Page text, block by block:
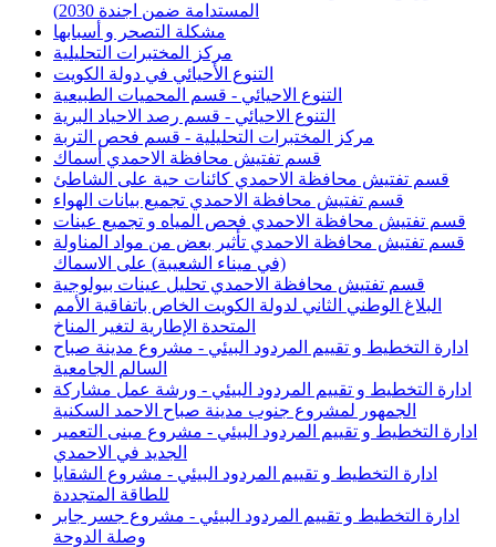
المستدامة ضمن اجندة 2030)
مشكلة التصحر و أسبابها
مركز المختبرات التحليلية
التنوع الأحيائي في دولة الكويت
التنوع الاحيائي - قسم المحميات الطبيعية
التنوع الاحيائي - قسم رصد الاحياد البرية
مركز المختبرات التحليلية - قسم فحص التربة
قسم تفتيش محافظة الاحمدي أسماك
قسم تفتيش محافظة الاحمدي كائنات حية على الشاطئ
قسم تفتيش محافظة الاحمدي تجميع بيانات الهواء
قسم تفتيش محافظة الاحمدي فحص المياه و تجميع عينات
قسم تفتيش محافظة الاحمدي تأثير بعض من مواد المناولة
(في ميناء الشعيبة) على الاسماك
قسم تفتيش محافظة الاحمدي تحليل عينات بيولوجية
البلاغ الوطني الثاني لدولة الكويت الخاص باتفاقية الأمم
المتحدة الإطارية لتغير المناخ
ادارة التخطيط و تقييم المردود البيئي - مشروع مدينة صباح
السالم الجامعية
ادارة التخطيط و تقييم المردود البيئي - ورشة عمل مشاركة
الجمهور لمشروع جنوب مدينة صباح الاحمد السكنية
ادارة التخطيط و تقييم المردود البيئي - مشروع مبنى التعمير
الجديد في الاحمدي
ادارة التخطيط و تقييم المردود البيئي - مشروع الشقايا
للطاقة المتجددة
ادارة التخطيط و تقييم المردود البيئي - مشروع جسر جابر
وصلة الدوحة